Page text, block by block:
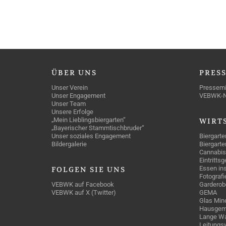
ÜBER UNS
Unser Verein
Unser Engagement
Unser Team
Unsere Erfolge
„Mein Lieblingsbiergarten“
„Bayerischer Stammtischbruder“
Unser soziales Engagement
Bildergalerie
FOLGEN SIE UNS
VEBWK auf Facebook
VEBWK auf X (Twitter)
VEBWK-
Essen
GEMA
Glas
Lange